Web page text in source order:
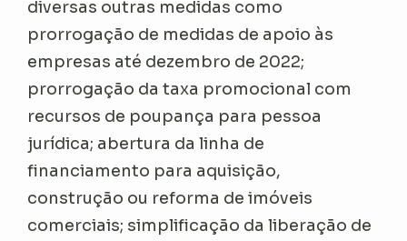
diversas outras medidas como
prorrogação de medidas de apoio às
empresas até dezembro de 2022;
prorrogação da taxa promocional com
recursos de poupança para pessoa
jurídica; abertura da linha de
financiamento para aquisição,
construção ou reforma de imóveis
comerciais; simplificação da liberação de